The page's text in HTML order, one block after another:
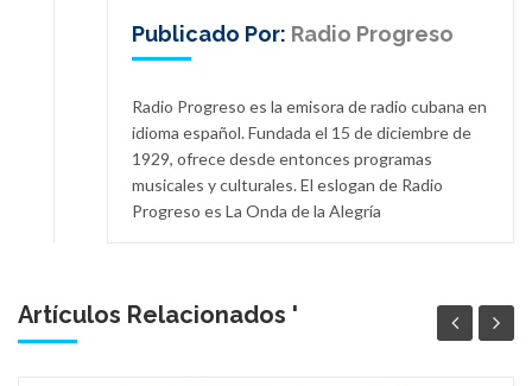
Publicado Por: Radio Progreso
Radio Progreso es la emisora de radio cubana en
idioma español. Fundada el 15 de diciembre de
1929, ofrece desde entonces programas
musicales y culturales. El eslogan de Radio
Progreso es La Onda de la Alegría
Artículos Relacionados '